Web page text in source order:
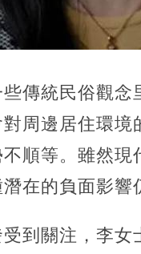
傳統民俗觀
周邊居住環
順等。雖然
在的負面影響
到關注，李